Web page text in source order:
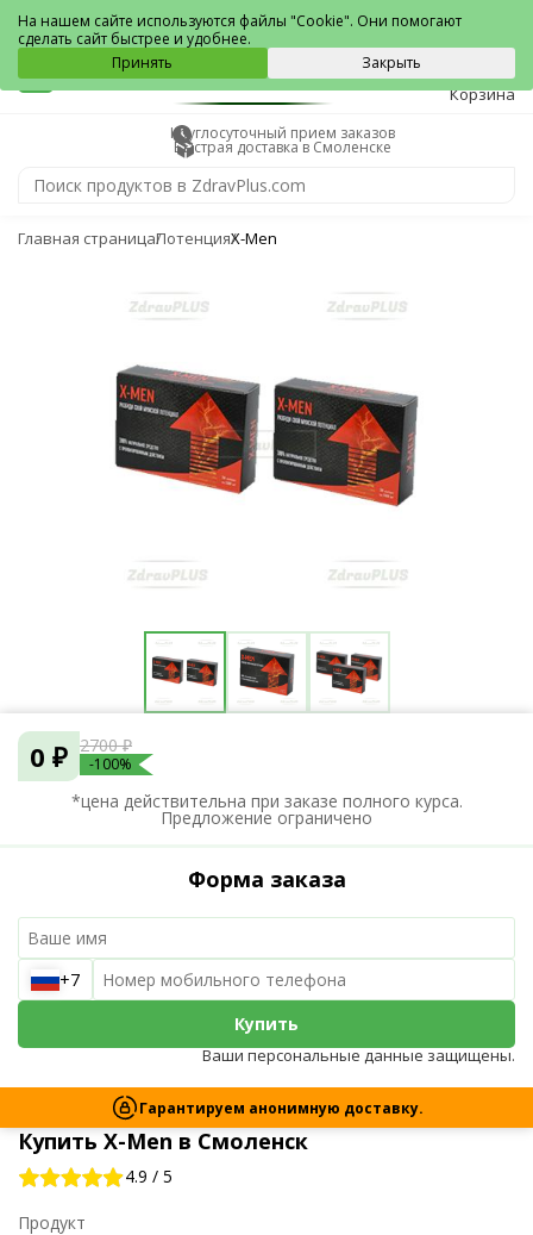
Смоленск
0
Корзина
Круглосуточный прием заказов
Быстрая доставка в Смоленске
Главная страницаПотенцияX-Men
Купить X-Men в Смоленск
4.9 / 5
Продукт
0 ₽ 2700 ₽
-100%
*цена действительна при заказе полного курса.
Предложение ограничено
Форма заказа
+7
Купить
Ваши персональные данные защищены.
Гарантируем анонимную доставку.
На нашем сайте используются файлы "Cookie". Они помогают
сделать сайт быстрее и удобнее.
Принять
Закрыть